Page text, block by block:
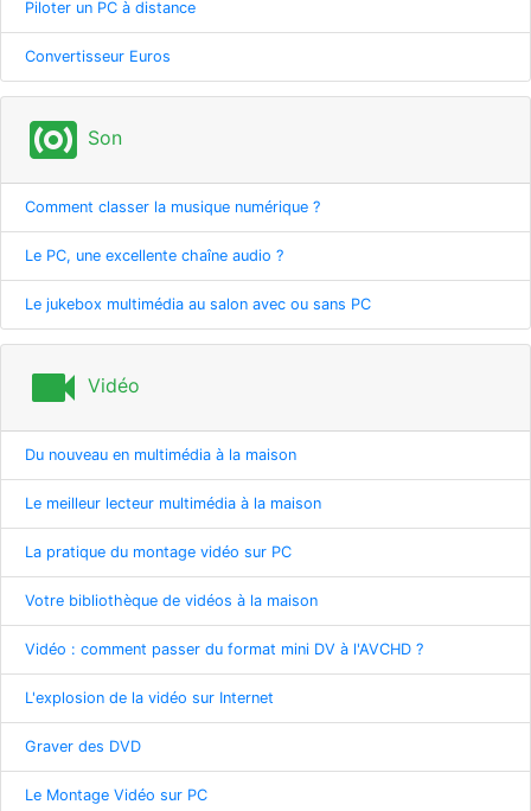
Piloter un PC à distance
Convertisseur Euros
surround_sound Son
Comment classer la musique numérique ?
Le PC, une excellente chaîne audio ?
Le jukebox multimédia au salon avec ou sans PC
videocam Vidéo
Du nouveau en multimédia à la maison
Le meilleur lecteur multimédia à la maison
La pratique du montage vidéo sur PC
Votre bibliothèque de vidéos à la maison
Vidéo : comment passer du format mini DV à l'AVCHD ?
L'explosion de la vidéo sur Internet
Graver des DVD
Le Montage Vidéo sur PC